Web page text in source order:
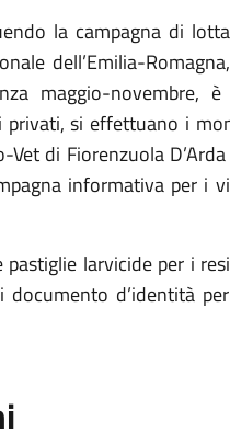
la campagna di
dell’Emilia-
maggio-
si effettuano i
di Fiorenzuola
informativa per i
larvicide per i
d’identità